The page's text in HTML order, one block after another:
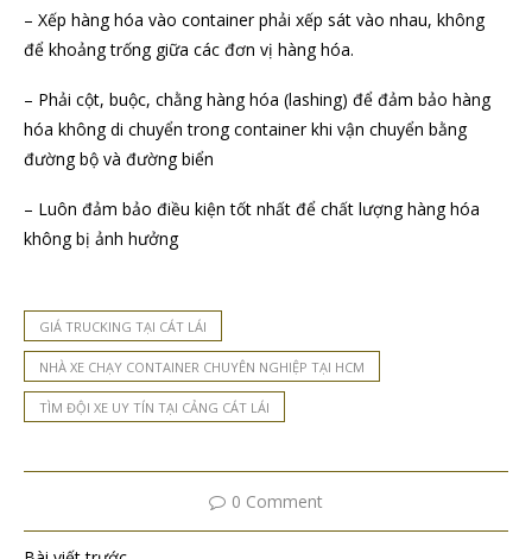
– Xếp hàng hóa vào container phải xếp sát vào nhau, không
để khoảng trống giữa các đơn vị hàng hóa.
– Phải cột, buộc, chằng hàng hóa (lashing) để đảm bảo hàng
hóa không di chuyển trong container khi vận chuyển bằng
đường bộ và đường biển
– Luôn đảm bảo điều kiện tốt nhất để chất lượng hàng hóa
không bị ảnh hưởng
GIÁ TRUCKING TẠI CÁT LÁI
NHÀ XE CHẠY CONTAINER CHUYÊN NGHIỆP TẠI HCM
TÌM ĐỘI XE UY TÍN TẠI CẢNG CÁT LÁI
0 Comment